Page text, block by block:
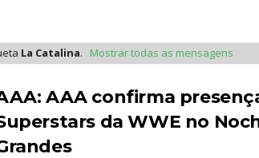
2002 - Undisputed
La Catalina. Mostrar todas as mensagens
AAA confirma
da WWE no